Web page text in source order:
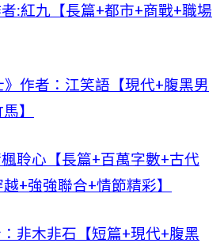
者:紅九【長篇+都市+商戰+職場
》作者：江笑語【現代+腹黑男
】
楓聆心【長篇+百萬字數+古代
+強強聯合+情節精彩】
：非木非石【短篇+現代+腹黑